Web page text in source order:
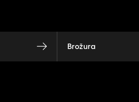
Brožura